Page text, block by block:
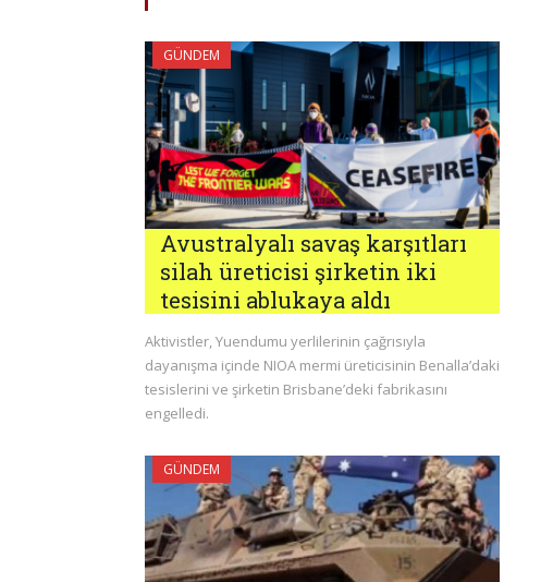
GÜNDEM
Avustralyalı savaş karşıtları
silah üreticisi şirketin iki
tesisini ablukaya aldı
Aktivistler, Yuendumu yerlilerinin çağrısıyla
dayanışma içinde NIOA mermi üreticisinin Benalla’daki
tesislerini ve şirketin Brisbane’deki fabrikasını
engelledi.
GÜNDEM